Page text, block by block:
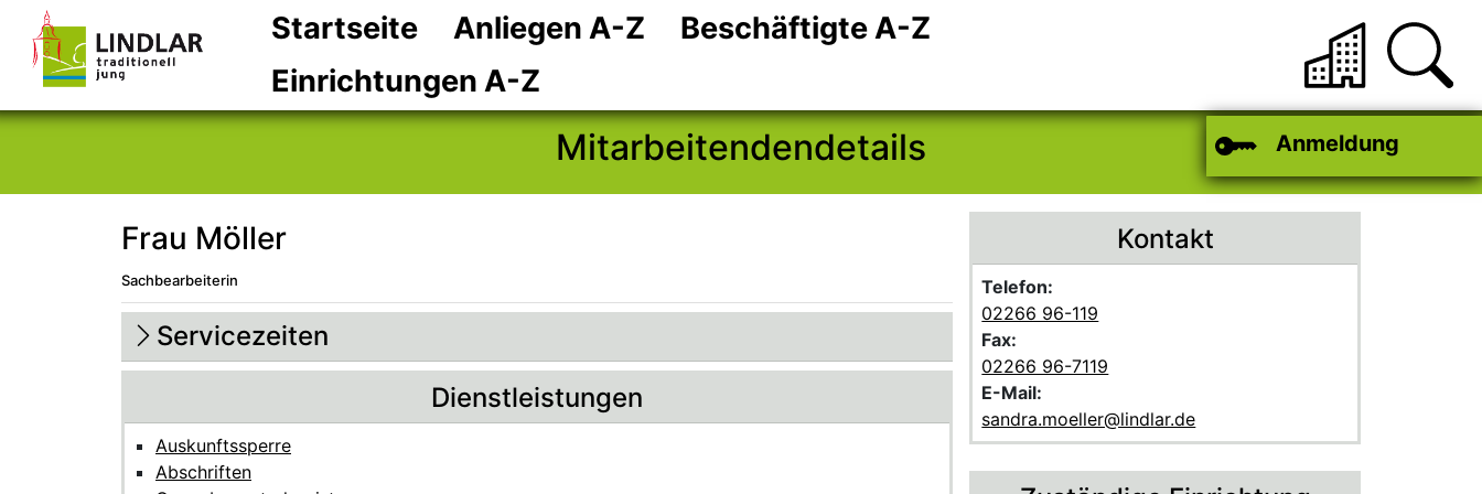
Zum Header
Zum Hauptinhalt
Zum Footer
Startseite Anliegen A-Z
Beschäftigte A-Z
Einrichtungen A-Z
Anmeldung
Mitarbeitendendetails
Frau Möller
Sachbearbeiterin
Beschreibung
Beschreibung Intern
Servicezeiten
Dienstleistungen
Auskunftssperre
Abschriften
Kontakt
Telefon:
02266 96-119
Fax:
02266 96-7119
E-Mail:
sandra.moeller@lindlar.de